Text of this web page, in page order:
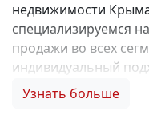
недвижимости
специализируемся
продажи во всех
индивидуальный
объектов и
Узнать больше